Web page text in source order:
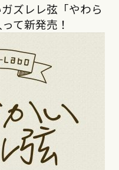
ズレレ弦「やわら
て新発売！